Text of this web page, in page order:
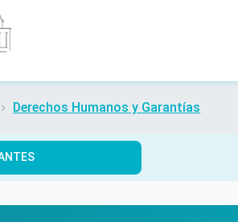
Derechos Humanos y Garantías